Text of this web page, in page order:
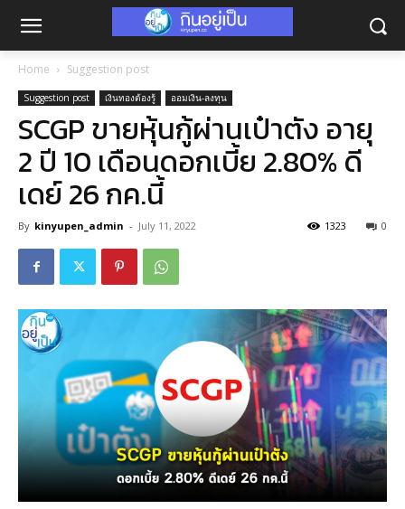
Home Suggestion post
Suggestion post เงินทองต้องรู้ ออมเงิน-ลงทุน
SCGP ขายหุ้นกู้ผ่านเป๋าตัง อายุ
2 ปี 10 เดือนดอกเบี้ย 2.80% ดี
เดย์ 26 กค.นี้
By kinyupen_admin - July 11, 2022 0
1323